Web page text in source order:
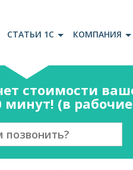
СТАТЬИ 1С КОМПАНИЯ
стоимости
минут! (в